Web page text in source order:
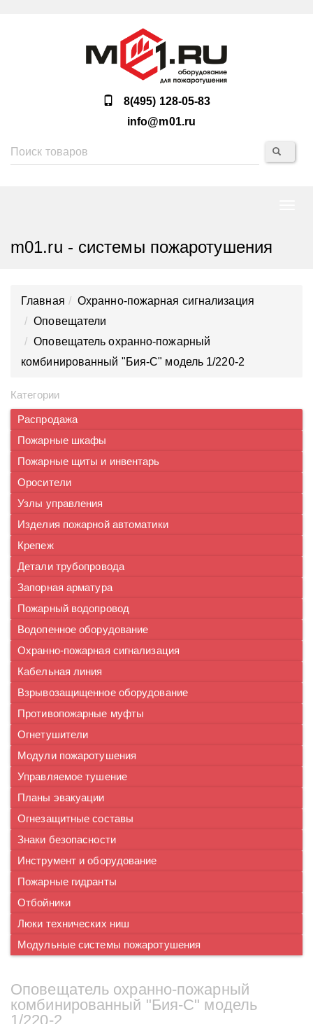
8(495) 128-05-83
info@m01.ru
m01.ru - системы пожаротушения
Главная
Охранно-пожарная сигнализация
Оповещатели
Оповещатель охранно-пожарный
комбинированный "Бия-С" модель 1/220-2
Категории
Распродажа
Пожарные шкафы
Пожарные щиты и инвентарь
Оросители
Узлы управления
Изделия пожарной автоматики
Крепеж
Детали трубопровода
Запорная арматура
Пожарный водопровод
Водопенное оборудование
Охранно-пожарная сигнализация
Кабельная линия
Взрывозащищенное оборудование
Противопожарные муфты
Огнетушители
Модули пожаротушения
Управляемое тушение
Планы эвакуации
Огнезащитные составы
Знаки безопасности
Инструмент и оборудование
Пожарные гидранты
Отбойники
Люки технических ниш
Модульные системы пожаротушения
Оповещатель охранно-пожарный
комбинированный "Бия-С" модель
1/220-2